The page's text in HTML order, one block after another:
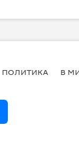
ПОЛИТИКА В